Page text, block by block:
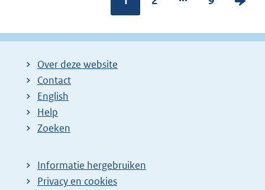
g
g
l
Over deze website
Contact
English
Help
Zoeken
Informatie hergebruiken
Privacy en cookies